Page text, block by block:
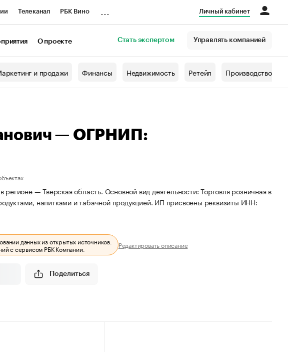
Телеканал РБК Вино Личный кабинет
О проекте Стать экспертом Управлять компанией
и продажи Финансы Недвижимость Ретейл Производство
— ОГРНИП:
— Тверская область. Основной вид деятельности: Торговля розничная в
напитками и табачной продукцией. ИП присвоены реквизиты ИНН:
данных из открытых источников.
с сервисом РБК Компании. Редактировать описание
Поделиться